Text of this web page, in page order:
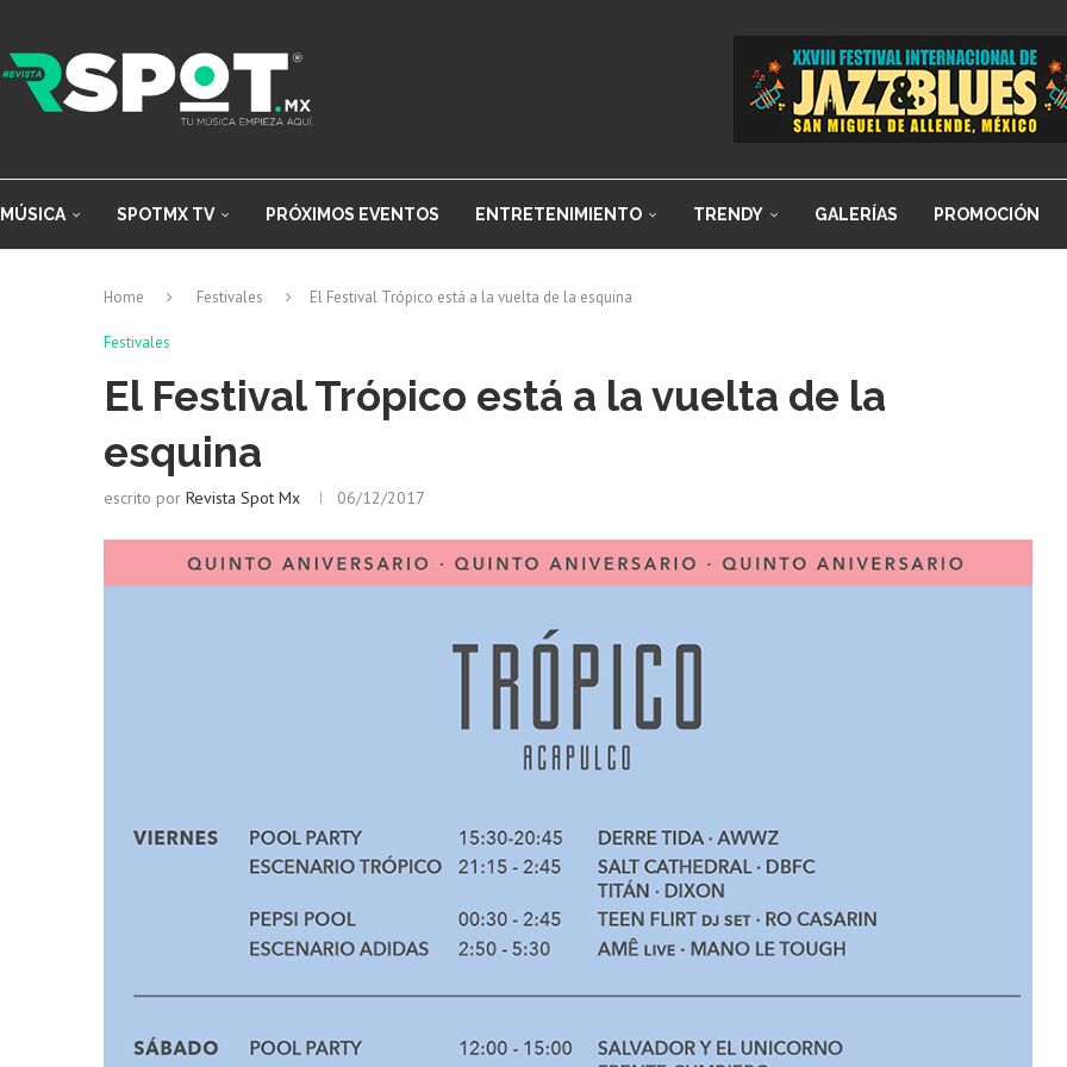
MÚSICA SPOTMX TV PRÓXIMOS EVENTOS ENTRETENIMIENTO TRENDY GALERÍAS PROMOCIÓN
Home Festivales El Festival Trópico está a la vuelta de la esquina
Festivales
El Festival Trópico está a la vuelta de la
esquina
escrito por Revista Spot Mx 06/12/2017